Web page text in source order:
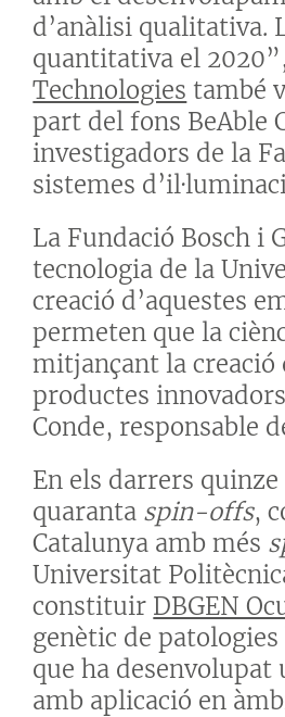
d’anàlisi qualitativa.
quantitativa el
Technologies també
part del fons BeAble
investigadors de la
sistemes
La Fundació Bosch i
tecnologia de la
creació d’aquestes
permeten que la
mitjançant la creació
productes
Conde, responsable
En els darrers
quaranta spin-offs,
Catalunya amb més
Universitat
constituir DBGEN
genètic de
que ha
amb aplicació en